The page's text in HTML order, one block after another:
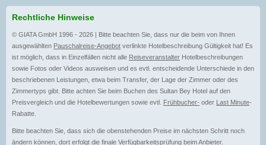
Rechtliche Hinweise
© GIATA GmbH 1996 - 2026 | Bitte beachten Sie, dass nur die beim von Ihnen
ausgewählten Pauschalreise-Angebot verlinkte Hotelbeschreibung Gültigkeit hat! Es
ist möglich, dass in Einzelfällen nicht alle Reiseveranstalter Hotelbeschreibungen
sowie Fotos oder Videos ausweisen und es evtl. entscheidende Unterschiede in den
beschriebenen Leistungen, etwa beim Transfer, der Lage der Zimmer oder des
Zimmertyps gibt. Bitte achten Sie beim Buchen des Sultan Bey Hotel auf den
Preisvergleich und die Hotelbewertungen sowie evtl. Frühbucher- oder Last Minute-
Rabatte.
Bitte beachten Sie, dass sich die obenstehenden Preise im nächsten Schritt noch
ändern können, dort erfolgt die finale Verfügbarkeitsprüfung beim Anbieter.